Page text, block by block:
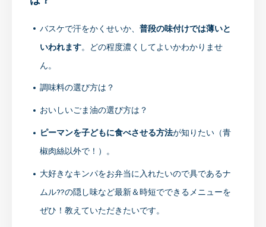
バスケで汗をかくせいか、普段の味付けでは薄いと
いわれます。どの程度濃くしてよいかわかりませ
ん。
調味料の選び方は？
おいしいごま油の選び方は？
ピーマンを子どもに食べさせる方法が知りたい（青
椒肉絲以外で！）。
大好きなキンパをお弁当に入れたいので具であるナ
ムル⁇の隠し味など最新＆時短でできるメニューを
ぜひ！教えていただきたいです。